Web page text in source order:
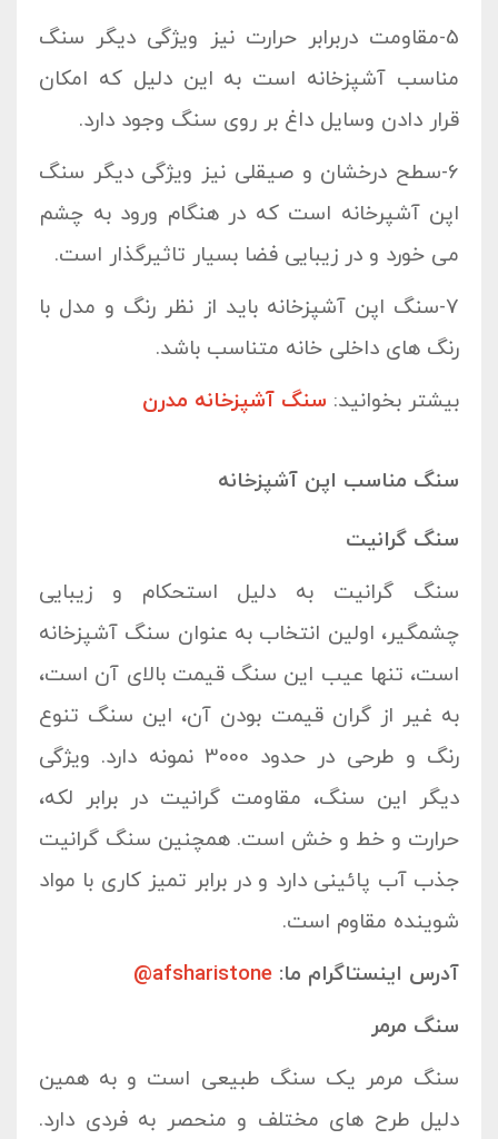
5-مقاومت دربرابر حرارت نیز ویژگی دیگر سنگ
مناسب آشپزخانه است به این دلیل که امکان
قرار دادن وسایل داغ بر روی سنگ وجود دارد.
6-سطح درخشان و صیقلی نیز ویژگی دیگر سنگ
اپن آشپرخانه است که در هنگام ورود به چشم
می خورد و در زیبایی فضا بسیار تاثیرگذار است.
7-سنگ اپن آشپزخانه باید از نظر رنگ و مدل با
رنگ های داخلی خانه متناسب باشد.
بیشتر بخوانید: سنگ آشپزخانه مدرن
سنگ مناسب اپن آشپزخانه
سنگ گرانیت
سنگ گرانیت به دلیل استحکام و زیبایی
چشمگیر، اولین انتخاب به عنوان سنگ آشپزخانه
است، تنها عیب این سنگ قیمت بالای آن است،
به غیر از گران قیمت بودن آن، این سنگ تنوع
رنگ و طرحی در حدود 3000 نمونه دارد. ویژگی
دیگر این سنگ، مقاومت گرانیت در برابر لکه،
حرارت و خط و خش است. همچنین سنگ گرانیت
جذب آب پائینی دارد و در برابر تمیز کاری با مواد
شوینده مقاوم است.
آدرس اینستاگرام ما: afsharistone@
سنگ مرمر
سنگ مرمر یک سنگ طبیعی است و به همین
دلیل طرح های مختلف و منحصر به فردی دارد.